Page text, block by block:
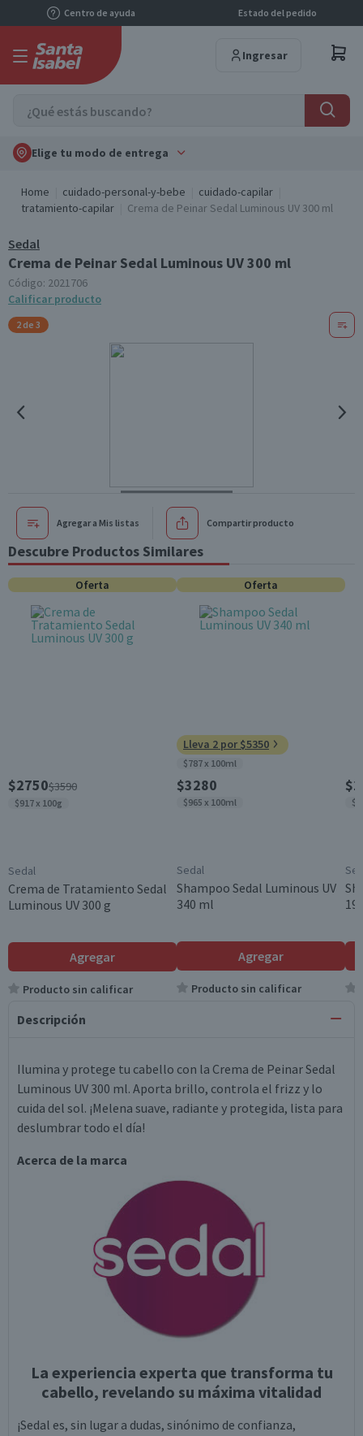
Centro de ayuda Estado del pedido
Ingresar
Elige tu modo de entrega
Home cuidado-personal-y-bebe
cuidado-capilar
tratamiento-capilar
Crema de Peinar Sedal Luminous UV 300 ml
Sedal
Crema de Peinar Sedal Luminous UV 300 ml
Código: 2021706
Calificar producto
2 de 3
Agregar a Mis listas Compartir producto
Descubre Productos Similares
Oferta
$2750$3590
$917 x 100g
Sedal
Crema de Tratamiento Sedal
Luminous UV 300 g
Agregar
Producto sin calificar
Oferta
Lleva 2 por $5350
$787 x 100ml
$3280
$965 x 100ml
Sedal
Shampoo Sedal Luminous UV
340 ml
Agregar
Producto sin calificar
Descripción
Ilumina y protege tu cabello con la Crema de Peinar Sedal
Luminous UV 300 ml. Aporta brillo, controla el frizz y lo
cuida del sol. ¡Melena suave, radiante y protegida, lista para
deslumbrar todo el día!
Acerca de la marca
La experiencia experta que transforma tu
cabello, revelando su máxima vitalidad
¡Sedal es, sin lugar a dudas, sinónimo de confianza,